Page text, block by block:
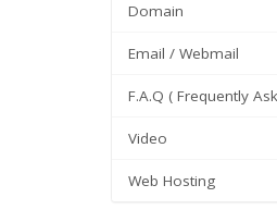
Domain
Email / Webmail
Video
Web Hosting